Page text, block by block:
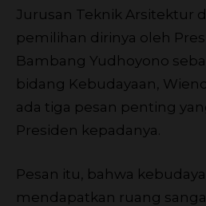
Jurusan Teknik Arsitektur
pemilihan dirinya oleh
Bambang Yudhoyono
bidang Kebudayaan,
ada tiga pesan penting
Presiden kepadanya.
Pesan itu, bahwa
mendapatkan ruang